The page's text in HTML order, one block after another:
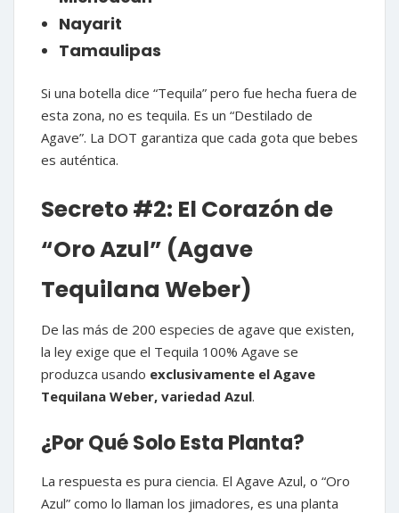
Nayarit
Tamaulipas
Si una botella dice “Tequila” pero fue hecha fuera de
esta zona, no es tequila. Es un “Destilado de
Agave”. La DOT garantiza que cada gota que bebes
es auténtica.
Secreto #2: El Corazón de
“Oro Azul” (Agave
Tequilana Weber)
De las más de 200 especies de agave que existen,
la ley exige que el Tequila 100% Agave se
produzca usando exclusivamente el Agave
Tequilana Weber, variedad Azul.
¿Por Qué Solo Esta Planta?
La respuesta es pura ciencia. El Agave Azul, o “Oro
Azul” como lo llaman los jimadores, es una planta